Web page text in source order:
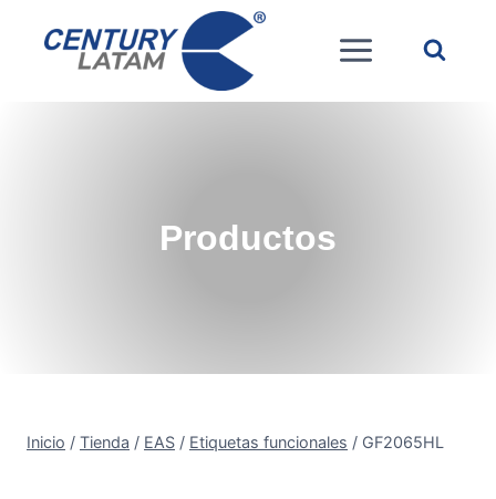
contenido
Productos
Inicio / Tienda / EAS / Etiquetas funcionales / GF2065HL